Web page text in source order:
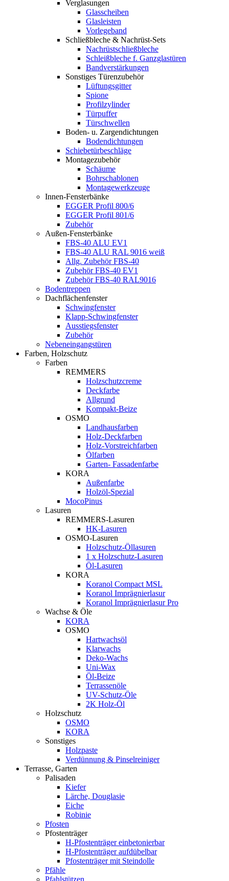
Verglasungen
Glasscheiben
Glasleisten
Vorlegeband
Schließbleche & Nachrüst-Sets
Nachrüstschließbleche
Schleißbleche f. Ganzglastüren
Bandverstärkungen
Sonstiges Türenzubehör
Lüftungsgitter
Spione
Profilzylinder
Türpuffer
Türschwellen
Boden- u. Zargendichtungen
Bodendichtungen
Schiebetürbeschläge
Montagezubehör
Schäume
Bohrschablonen
Montagewerkzeuge
Innen-Fensterbänke
EGGER Profil 800/6
EGGER Profil 801/6
Zubehör
Außen-Fensterbänke
FBS-40 ALU EV1
FBS-40 ALU RAL 9016 weiß
Allg. Zubehör FBS-40
Zubehör FBS-40 EV1
Zubehör FBS-40 RAL9016
Bodentreppen
Dachflächenfenster
Schwingfenster
Klapp-Schwingfenster
Ausstiegsfenster
Zubehör
Nebeneingangstüren
Farben, Holzschutz
Farben
REMMERS
Holzschutzcreme
Deckfarbe
Allgrund
Kompakt-Beize
OSMO
Landhausfarben
Holz-Deckfarben
Holz-Vorstreichfarben
Ölfarben
Garten- Fassadenfarbe
KORA
Außenfarbe
Holzöl-Spezial
MocoPinus
Lasuren
REMMERS-Lasuren
HK-Lasuren
OSMO-Lasuren
Holzschutz-Öllasuren
1 x Holzschutz-Lasuren
Öl-Lasuren
KORA
Koranol Compact MSL
Koranol Imprägnierlasur
Koranol Imprägnierlasur Pro
Wachse & Öle
KORA
OSMO
Hartwachsöl
Klarwachs
Deko-Wachs
Uni-Wax
Öl-Beize
Terrassenöle
UV-Schutz-Öle
2K Holz-Öl
Holzschutz
OSMO
KORA
Sonstiges
Holzpaste
Verdünnung & Pinselreiniger
Terrasse, Garten
Palisaden
Kiefer
Lärche, Douglasie
Eiche
Robinie
Pfosten
Pfostenträger
H-Pfostenträger einbetonierbar
H-Pfostenträger aufdübelbar
Pfostenträger mit Steindolle
Pfähle
Pfahlstützen